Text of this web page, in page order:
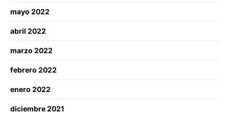
mayo 2022
abril 2022
marzo 2022
febrero 2022
enero 2022
diciembre 2021